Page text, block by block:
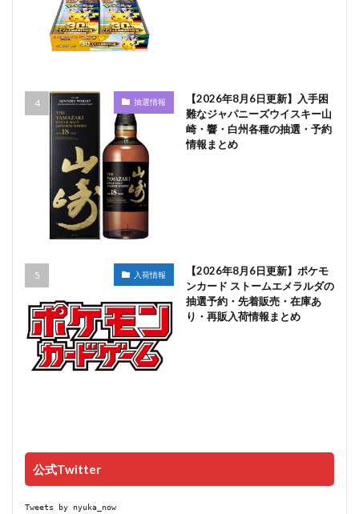
抽選情報
【2026年8月6日更新】入手困
難なジャパニーズウイスキー山
崎・響・白州各種の抽選・予約
情報まとめ
入荷情報
【2026年8月6日更新】ポケモ
ンカード ストームエメラルダの
抽選予約・先着販売・在庫あ
り・再販入荷情報まとめ
公式Twitter
Tweets by nyuka_now